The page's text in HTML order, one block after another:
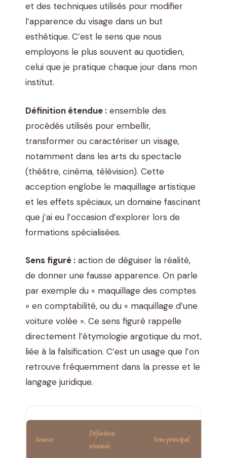
et des techniques utilisés pour modifier
l’apparence du visage dans un but
esthétique. C’est le sens que nous
employons le plus souvent au quotidien,
celui que je pratique chaque jour dans mon
institut.
Définition étendue : ensemble des
procédés utilisés pour embellir,
transformer ou caractériser un visage,
notamment dans les arts du spectacle
(théâtre, cinéma, télévision). Cette
acception englobe le maquillage artistique
et les effets spéciaux, un domaine fascinant
que j’ai eu l’occasion d’explorer lors de
formations spécialisées.
Sens figuré : action de déguiser la réalité,
de donner une fausse apparence. On parle
par exemple du « maquillage des comptes
» en comptabilité, ou du « maquillage d’une
voiture volée ». Ce sens figuré rappelle
directement l’étymologie argotique du mot,
liée à la falsification. C’est un usage que l’on
retrouve fréquemment dans la presse et le
langage juridique.
Source
Définition
résumée
Sens principal